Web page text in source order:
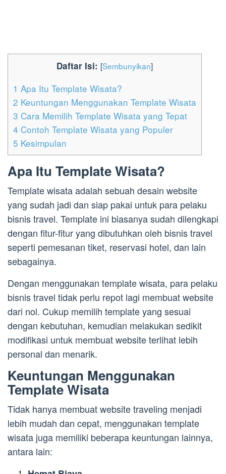
Daftar Isi: [Sembunyikan]
1 Apa Itu Template Wisata?
2 Keuntungan Menggunakan Template Wisata
3 Cara Memilih Template Wisata yang Tepat
4 Contoh Template Wisata yang Populer
5 Kesimpulan
Apa Itu Template Wisata?
Template wisata adalah sebuah desain website
yang sudah jadi dan siap pakai untuk para pelaku
bisnis travel. Template ini biasanya sudah dilengkapi
dengan fitur-fitur yang dibutuhkan oleh bisnis travel
seperti pemesanan tiket, reservasi hotel, dan lain
sebagainya.
Dengan menggunakan template wisata, para pelaku
bisnis travel tidak perlu repot lagi membuat website
dari nol. Cukup memilih template yang sesuai
dengan kebutuhan, kemudian melakukan sedikit
modifikasi untuk membuat website terlihat lebih
personal dan menarik.
Keuntungan Menggunakan
Template Wisata
Tidak hanya membuat website traveling menjadi
lebih mudah dan cepat, menggunakan template
wisata juga memiliki beberapa keuntungan lainnya,
antara lain: